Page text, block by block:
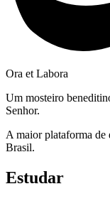
Ora et Labora
Um mosteiro
Senhor.
A maior plataforma de
Brasil.
Estudar